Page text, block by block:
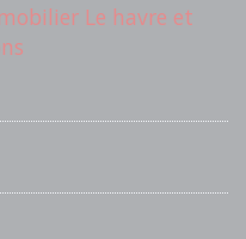
Le havre et